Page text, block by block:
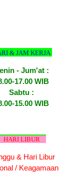
& JAM KERJA
- Jum'at :
17.00 WIB
Sabtu :
15.00 WIB
HARI LIBUR
& Hari Libur
/ Keagamaan